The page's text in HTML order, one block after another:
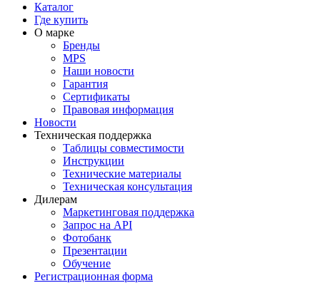
Каталог
Где купить
О марке
Бренды
MPS
Наши новости
Гарантия
Сертификаты
Правовая информация
Новости
Техническая поддержка
Таблицы совместимости
Инструкции
Технические материалы
Техническая консультация
Дилерам
Маркетинговая поддержка
Запрос на API
Фотобанк
Презентации
Обучение
Регистрационная форма